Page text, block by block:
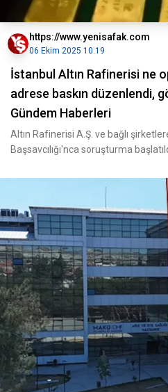
https://www.yenisafak.com
06 Ekim 2025 10:19
İstanbul Altın Rafinerisi ne
adrese baskın düzenlendi,
Gündem Haberleri
Altın Rafinerisi A.Ş. ve bağlı
Başsavcılığı'nca soruşturma